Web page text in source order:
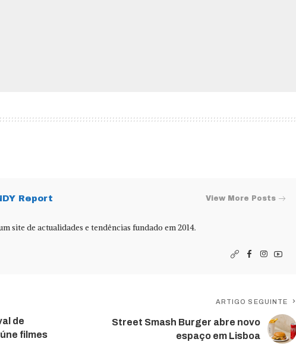
Report View More Posts
site de actualidades e tendências fundado em 2014.
de
filmes
ARTIGO SEGUINTE
Street Smash Burger abre novo
espaço em Lisboa